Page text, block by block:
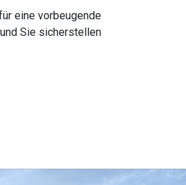
eine vorbeugende
Sie sicherstellen